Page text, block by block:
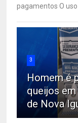
pagamentos O uso
3
Homem é
queijos
de Nova